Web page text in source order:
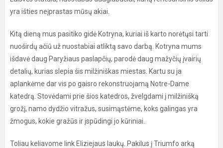
yra išties neįprastas mūsų akiai.
Kitą dieną mus pasitiko gidė Kotryna, kuriai iš karto norėtųsi tarti
nuoširdų ačiū už nuostabiai atliktą savo darbą. Kotryna mums
išdavė daug Paryžiaus paslapčių, parodė daug mažyčių įvairių
detalių, kurias slepia šis milžiniškas miestas. Kartu su ja
aplankėme dar vis po gaisro rekonstruojamą Notre-Dame
katedrą. Stovėdami prie šios katedros, žvelgdami į milžinišką
grožį, namo dydžio vitražus, susimąstėme, koks galingas yra
žmogus, kokie gražūs ir įspūdingi jo kūriniai.
Toliau keliavome link Eliziejaus laukų. Pakilus į Triumfo arką